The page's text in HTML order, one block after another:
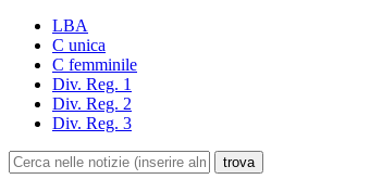
LBA
C unica
C femminile
Div. Reg. 1
Div. Reg. 2
Div. Reg. 3